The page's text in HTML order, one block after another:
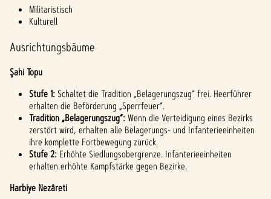
auf
"Spiel
klicks
stim
mst
du
den
Date
nschu
tzbes
timm
n von
Militaristisch
Kulturell
Ausrichtungsbäume
Şahi Topu
Stufe 1: Schaltet die Tradition „Belagerungszug“ frei. Heerführer
erhalten die Beförderung „Sperrfeuer“.
Tradition „Belagerungszug“:Wenn die Verteidigung eines Bezirks
zerstört wird, erhalten alle Belagerungs- und Infanterieeinheiten
ihre komplette Fortbewegung zurück.
Stufe 2: Erhöhte Siedlungsobergrenze. Infanterieeinheiten
erhalten erhöhte Kampfstärke gegen Bezirke.
Harbiye Nezâreti